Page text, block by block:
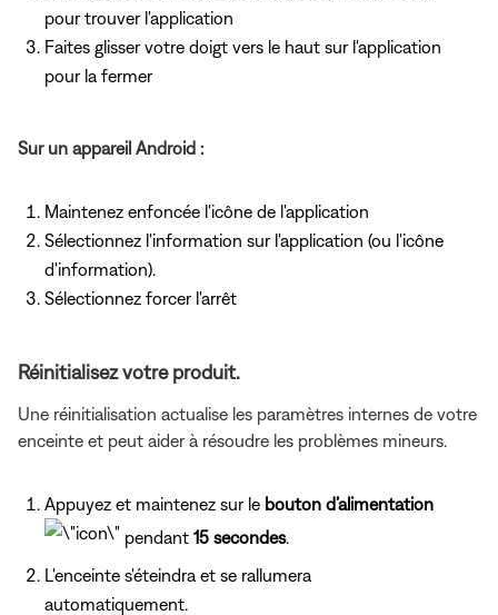
pour trouver l'application
Faites glisser votre doigt vers le haut sur l'application
pour la fermer
Sur un appareil Android :
Maintenez enfoncée l'icône de l'application
Sélectionnez l'information sur l'application (ou l'icône
d'information).
Sélectionnez forcer l'arrêt
Réinitialisez votre produit.
Une réinitialisation actualise les paramètres internes de votre
enceinte et peut aider à résoudre les problèmes mineurs.
Appuyez et maintenez sur le bouton d’alimentation
pendant 15 secondes.
L'enceinte s'éteindra et se rallumera
automatiquement.